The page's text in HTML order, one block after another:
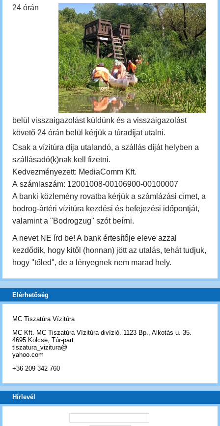
24 órán
belül visszaigazolást küldünk és a visszaigazolást
követő 24 órán belül kérjük a túradíjat utalni.
Csak a vízitúra díja utalandó, a szállás díját helyben a
szállásadó(k)nak kell fizetni.
Kedvezményezett: MediaComm Kft.
A számlaszám: 12001008-00106900-00100007
A banki közlemény rovatba kérjük a számlázási címet, a
bodrog-ártéri vízitúra kezdési és befejezési időpontját,
valamint a "Bodrogzug" szót beírni.
A nevet NE írd be! A bank értesítője eleve azzal
kezdődik, hogy kitől (honnan) jött az utalás, tehát tudjuk,
hogy "tőled", de a lényegnek nem marad hely.
Elérhetőség
MC Tiszatúra Vízitúra
MC Kft. MC Tiszatúra Vízitúra divízió. 1123 Bp., Alkotás u. 35.
4695 Kölcse, Túr-part
tiszatura_vizitura@
yahoo.com
+36 209 342 760
Hírlevél